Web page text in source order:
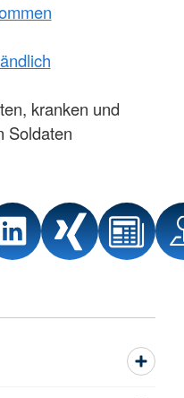
kranken und
Soldaten